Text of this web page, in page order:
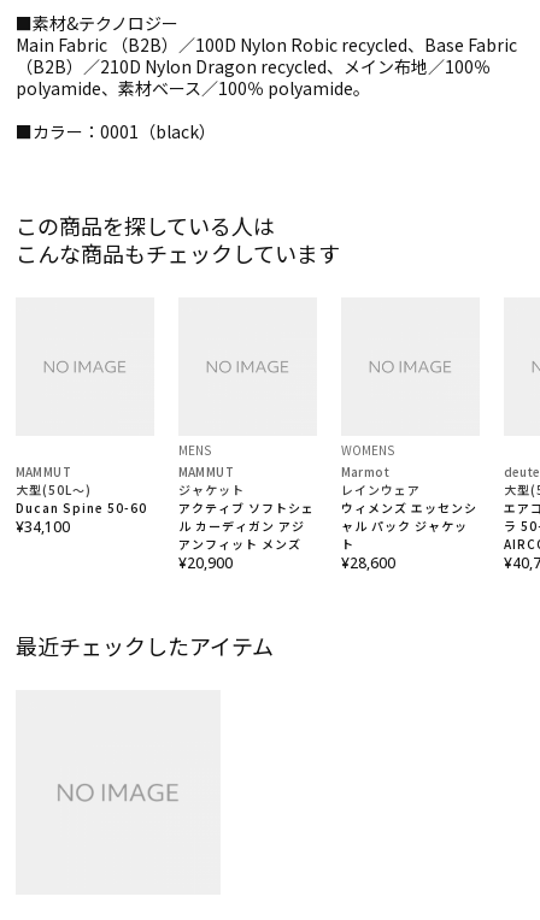
■素材&テクノロジー
Main Fabric （B2B）／100D Nylon Robic recycled、Base Fabric
（B2B）／210D Nylon Dragon recycled、メイン布地／100％
polyamide、素材ベース／100％ polyamide。
■カラー：0001（black）
この商品を探している人は
こんな商品もチェックしています
MAMMUT
大型(50L～)
Ducan Spine 50-60
¥34,100
MENS
MAMMUT
ジャケット
アクティブ ソフトシェ
ル カーディガン アジ
アンフィット メンズ
¥20,900
WOMENS
Marmot
レインウェア
ウィメンズ エッセンシ
ャル パック ジャケッ
ト
¥28,600
大型
エア
ラ
50+5
最近チェックしたアイテム